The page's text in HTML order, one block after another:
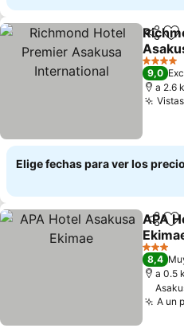
4 Estrellas
9,0
a 2.6
Elige fechas para ver los
APA
3 Estrellas
8,4
a 0.5
A un